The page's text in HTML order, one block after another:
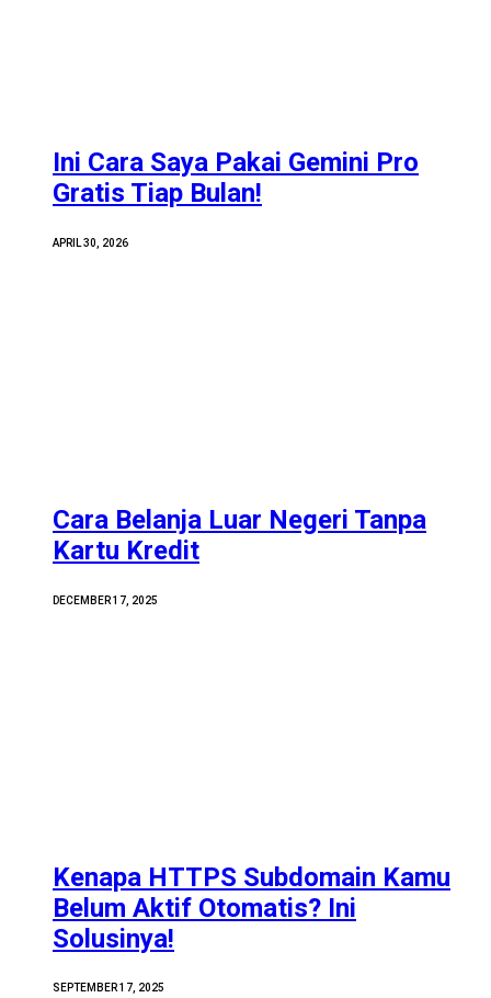
Ini Cara Saya Pakai Gemini Pro
Gratis Tiap Bulan!
APRIL 30, 2026
Cara Belanja Luar Negeri Tanpa
Kartu Kredit
DECEMBER 17, 2025
Kenapa HTTPS Subdomain Kamu
Belum Aktif Otomatis? Ini
Solusinya!
SEPTEMBER 17, 2025